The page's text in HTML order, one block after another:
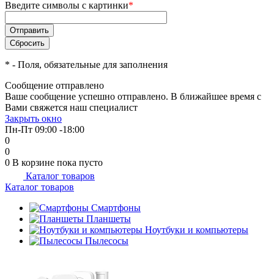
Введите символы с картинки*
* - Поля, обязательные для заполнения
Сообщение отправлено
Ваше сообщение успешно отправлено. В ближайшее время с
Вами свяжется наш специалист
Закрыть окно
Пн-Пт 09:00 -18:00
0
0
0 В корзине пока пусто
Каталог товаров
Каталог товаров
Смартфоны
Планшеты
Ноутбуки и компьютеры
Пылесосы
Оставшиеся75% будут
списыватьсяс вашей карты
по
Подробнее
об оплате Плайтом
недели
plait.ru